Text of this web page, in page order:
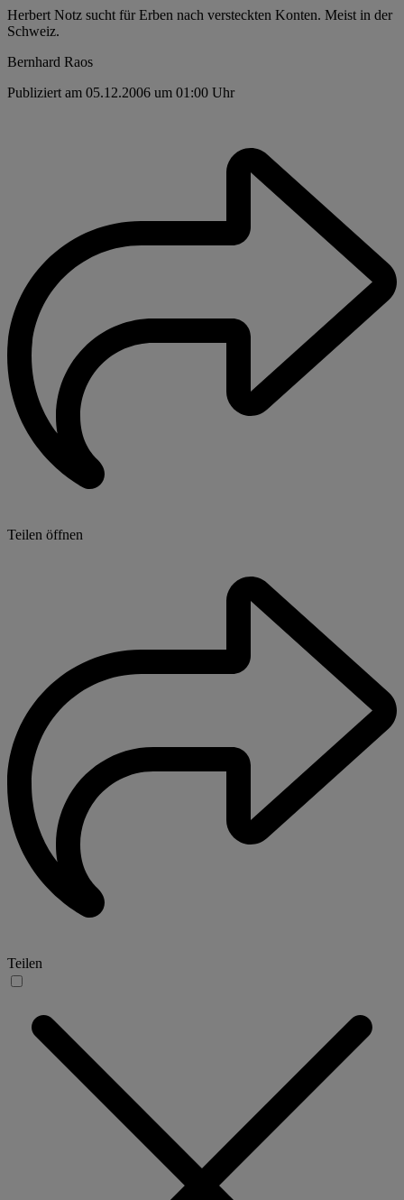
Herbert Notz sucht für Erben nach versteckten Konten. Meist in der
Schweiz.
Bernhard Raos
Publiziert am 05.12.2006 um 01:00 Uhr
Teilen öffnen
Teilen